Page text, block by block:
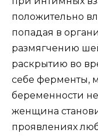
положительно
попадая в
размягчению
раскрытию во
себе ферменты,
беременности
женщина
проявлениях